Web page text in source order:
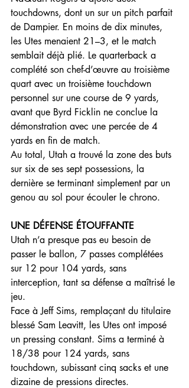
touchdowns, dont un sur un pitch parfait
de Dampier. En moins de dix minutes,
les Utes menaient 21–3, et le match
semblait déjà plié. Le quarterback a
complété son chef-d’œuvre au troisième
quart avec un troisième touchdown
personnel sur une course de 9 yards,
avant que Byrd Ficklin ne conclue la
démonstration avec une percée de 4
yards en fin de match.
Au total, Utah a trouvé la zone des buts
sur six de ses sept possessions, la
dernière se terminant simplement par un
genou au sol pour écouler le chrono.
UNE DÉFENSE ÉTOUFFANTE
Utah n’a presque pas eu besoin de
passer le ballon, 7 passes complétées
sur 12 pour 104 yards, sans
interception, tant sa défense a maîtrisé le
jeu.
Face à Jeff Sims, remplaçant du titulaire
blessé Sam Leavitt, les Utes ont imposé
un pressing constant. Sims a terminé à
18/38 pour 124 yards, sans
touchdown, subissant cinq sacks et une
dizaine de pressions directes.